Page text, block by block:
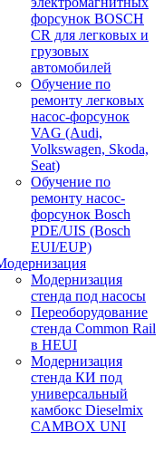
форсунок BOSCH
CR для легковых и
грузовых
автомобилей
Обучение по
ремонту легковых
насос-форсунок
VAG (Audi,
Volkswagen, Skoda,
Seat)
Обучение по
ремонту насос-
форсунок Bosch
PDE/UIS (Bosch
EUI/EUP)
Модернизация
стенда под насосы
Переоборудование
стенда Common Rail
в HEUI
Модернизация
стенда КИ под
универсальный
камбокс Dieselmix
CAMBOX UNI